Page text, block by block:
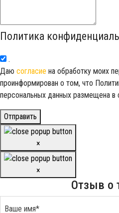
Политика
.
Даю согласие на обработку моих
проинформирован о том, что
персональных данных размещена
Отправить
×
×
Отзыв о